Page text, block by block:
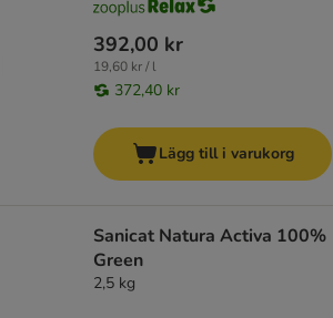
392,00 kr
19,60 kr / l
372,40 kr
Lägg till i varukorg
Sanicat Natura Activa 100%
Green
2,5 kg